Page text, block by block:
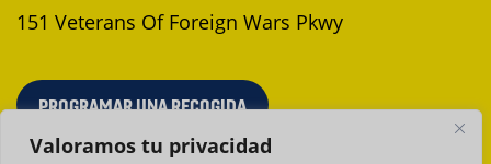
Valoramos tu privacidad
151 Veterans Of Foreign Wars Pkwy
PROGRAMAR UNA RECOGIDA